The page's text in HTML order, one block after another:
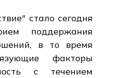
стало сегодня
поддержания
в то время
факторы
с течением